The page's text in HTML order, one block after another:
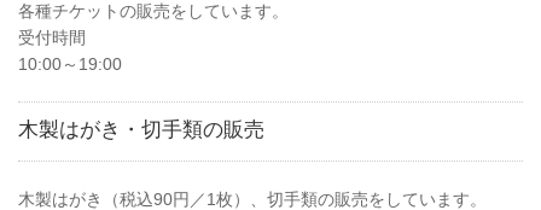
各種チケットの販売をしています。
受付時間
10:00～19:00
木製はがき・切手類の販売
木製はがき（税込90円／1枚）、切手類の販売をしています。